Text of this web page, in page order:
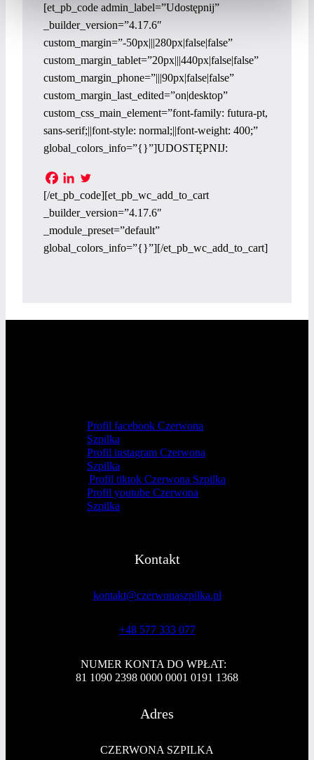
[et_pb_code admin_label=”Udostępnij”
_builder_version=”4.17.6″
custom_margin=”-50px|||280px|false|false”
custom_margin_tablet=”20px|||440px|false|false”
custom_margin_phone=”|||90px|false|false”
custom_margin_last_edited=”on|desktop”
custom_css_main_element=”font-family: futura-pt,
sans-serif;||font-style: normal;||font-weight: 400;”
global_colors_info=”{}”]UDOSTĘPNIJ:
[/et_pb_code][et_pb_wc_add_to_cart
_builder_version=”4.17.6″
_module_preset=”default”
global_colors_info=”{}”][/et_pb_wc_add_to_cart]
Profil facebook Czerwona
Szpilka
Profil instagram Czerwona
Szpilka
Profil tiktok Czerwona Szpilka
Profil youtube Czerwona
Szpilka
Kontakt
kontakt@czerwonaszpilka.pl
+48 577 333 077
NUMER KONTA DO WPŁAT:
81 1090 2398 0000 0001 0191 1368
Adres
CZERWONA SZPILKA